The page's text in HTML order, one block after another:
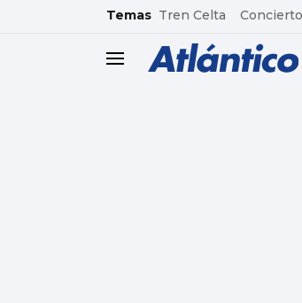
common.go-to-content
Temas Tren Celta
header.menu.open